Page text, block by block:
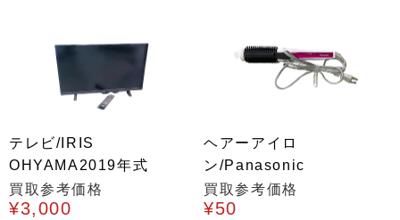
テレビ/IRIS
OHYAMA2019年式
買取参考価格
¥3,000
ヘアーアイロ
ン/Panasonic
買取参考価格
¥50